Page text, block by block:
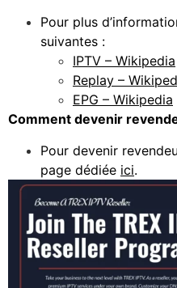
Pour plus
suivantes :
IPTV – Wikipedia
Replay –
EPG – Wikipedia
Comment devenir
Pour devenir
page dédiée ici.